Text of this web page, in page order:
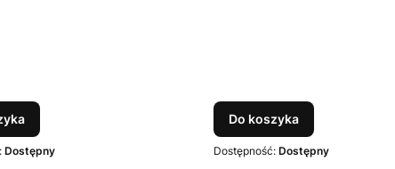
Dostępny
Do koszyka
Dostępność: Dostępny